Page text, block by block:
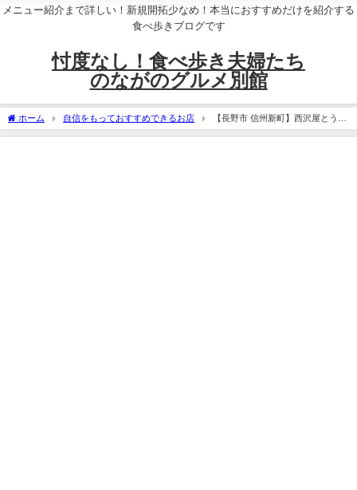
メニュー紹介まで詳しい！新規開拓少なめ！本当におすすめだけを紹介する
食べ歩きブログです
忖度なし！食べ歩き夫婦たち
のながのグルメ別館
ホーム 自信をもっておすすめできるお店
【長野市 信州新町】西沢屋とうふ
店～翌朝肌がモチモチに！？濃厚豆乳が超オススメ～